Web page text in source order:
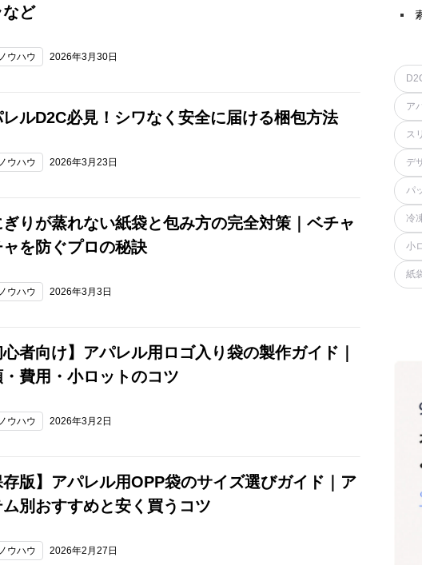
など
ウハウ 2026年3月30日
レルD2C必見！シワなく安全に届ける梱包方法
ウハウ 2026年3月23日
ぎりが蒸れない紙袋と包み方の完全対策｜ベチャ
を防ぐプロの秘訣
ウハウ 2026年3月3日
心者向け】アパレル用ロゴ入り袋の製作ガイド｜
費用・小ロットのコツ
ウハウ 2026年3月2日
存版】アパレル用OPP袋のサイズ選びガイド｜ア
ム別おすすめと安く買うコツ
ウハウ 2026年2月27日
ア
ス
デ
パ
冷
小
紙